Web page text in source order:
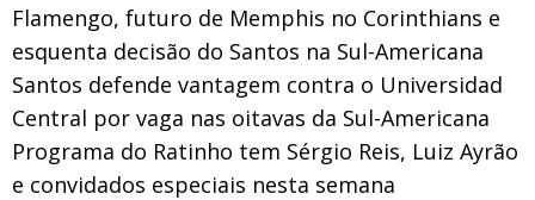
Flamengo, futuro de Memphis no Corinthians e
esquenta decisão do Santos na Sul-Americana
Santos defende vantagem contra o Universidad
Central por vaga nas oitavas da Sul-Americana
Programa do Ratinho tem Sérgio Reis, Luiz Ayrão
e convidados especiais nesta semana